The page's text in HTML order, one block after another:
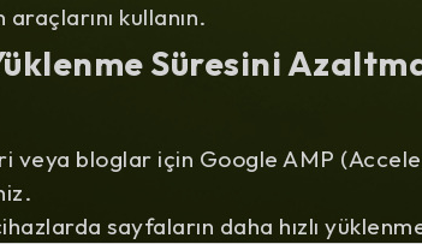
kullanın.
Süresini
veya bloglar için Google AMP
sayfaların daha hızlı